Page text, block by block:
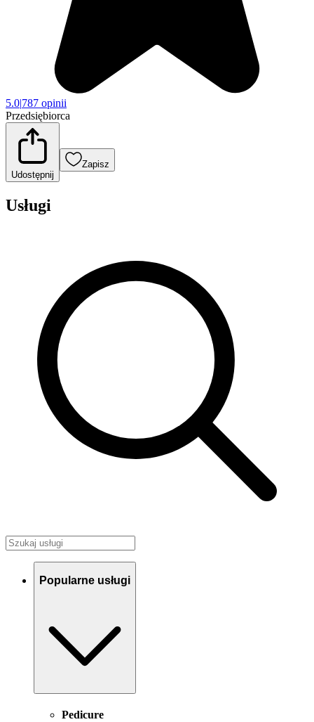
5.0|787 opinii
Przedsiębiorca
Udostępnij
Zapisz
Usługi
Popularne usługi
Pedicure